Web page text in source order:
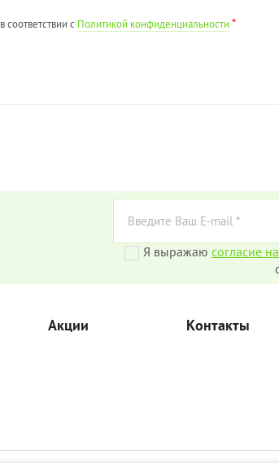
в соответствии с Политикой конфиденциальности *
Я выражаю согласие
Акции Контакты